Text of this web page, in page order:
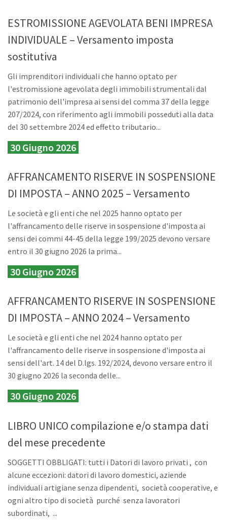
ESTROMISSIONE AGEVOLATA BENI IMPRESA
INDIVIDUALE – Versamento imposta
sostitutiva
Gli imprenditori individuali che hanno optato per
l'estromissione agevolata degli immobili strumentali dal
patrimonio dell'impresa ai sensi del comma 37 della legge
207/2024, con riferimento agli immobili posseduti alla data
del 30 settembre 2024 ed effetto tributario...
30 Giugno 2026
AFFRANCAMENTO RISERVE IN SOSPENSIONE
DI IMPOSTA – ANNO 2025 – Versamento
Le società e gli enti che nel 2025 hanno optato per
l'affrancamento delle riserve in sospensione d'imposta ai
sensi dei commi 44-45 della legge 199/2025 devono versare
entro il 30 giugno 2026 la prima...
30 Giugno 2026
AFFRANCAMENTO RISERVE IN SOSPENSIONE
DI IMPOSTA – ANNO 2024 – Versamento
Le società e gli enti che nel 2024 hanno optato per
l'affrancamento delle riserve in sospensione d'imposta ai
sensi dell'art. 14 del D.lgs. 192/2024, devono versare entro il
30 giugno 2026 la seconda delle...
30 Giugno 2026
LIBRO UNICO compilazione e/o stampa dati
del mese precedente
SOGGETTI OBBLIGATI: tutti i Datori di lavoro privati , con
alcune eccezioni: datori di lavoro domestici, aziende
individuali artigiane senza dipendenti, società cooperative, e
ogni altro tipo di società purché senza lavoratori
subordinati, ...